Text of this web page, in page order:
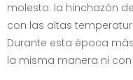
molesto: la hinchazón
con las altas
Durante esta época
la misma manera ni